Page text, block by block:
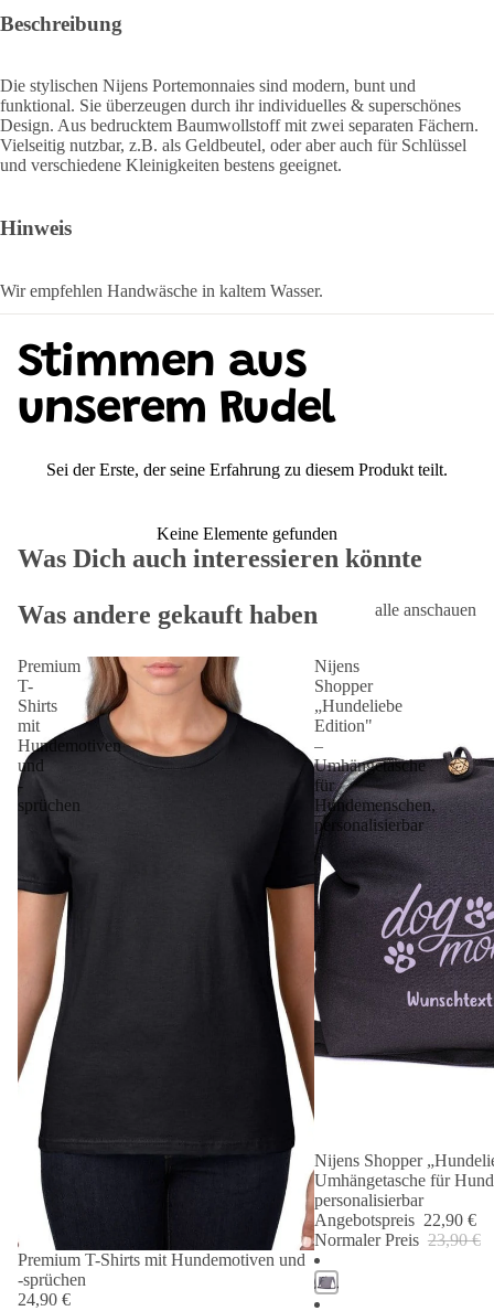
Beschreibung
Die stylischen Nijens Portemonnaies sind modern, bunt und
funktional. Sie überzeugen durch ihr individuelles & superschönes
Design. Aus bedrucktem Baumwollstoff mit zwei separaten Fächern.
Vielseitig nutzbar, z.B. als Geldbeutel, oder aber auch für Schlüssel
und verschiedene Kleinigkeiten bestens geeignet.
Hinweis
Wir empfehlen Handwäsche in kaltem Wasser.
Stimmen aus
unserem Rudel
Sei der Erste, der seine Erfahrung zu diesem Produkt teilt.
Keine Elemente gefunden
Was Dich auch interessieren könnte
Was andere gekauft haben
alle anschauen
Premium
T-
Shirts
mit
Hundemotiven
und
-
sprüchen
Premium T-Shirts mit Hundemotiven und
-sprüchen
24,90 €
Nijens
Shopper
„Hundeliebe
Edition"
–
Umhängetasche
für
Hundemenschen,
personalisierbar
Angebot 🐾
Nijens Shopper
Umhängetasche für
personalisierbar
Angebotspreis 22,90 €
Normaler Preis 23,90 €